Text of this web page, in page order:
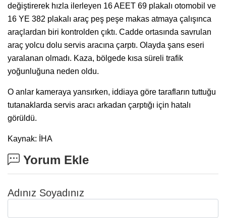
değiştirerek hızla ilerleyen 16 AEET 69 plakalı otomobil ve
16 YE 382 plakalı araç peş peşe makas atmaya çalışınca
araçlardan biri kontrolden çıktı. Cadde ortasında savrulan
araç yolcu dolu servis aracına çarptı. Olayda şans eseri
yaralanan olmadı. Kaza, bölgede kısa süreli trafik
yoğunluğuna neden oldu.
O anlar kameraya yansırken, iddiaya göre tarafların tuttuğu
tutanaklarda servis aracı arkadan çarptığı için hatalı
görüldü.
Kaynak: İHA
Yorum Ekle
Adınız Soyadınız